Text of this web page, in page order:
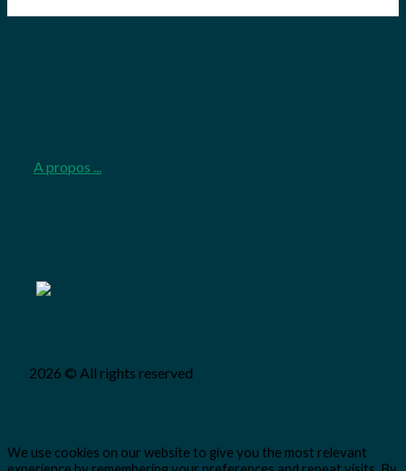
A propos ...
2026 © All rights reserved
We use cookies on our website to give you the most relevant